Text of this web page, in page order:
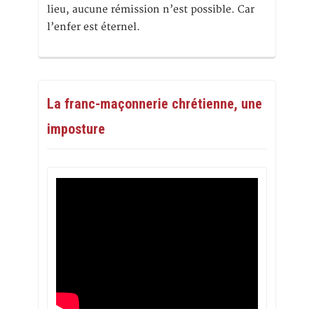
lieu, aucune rémission n’est possible. Car
l’enfer est éternel.
La franc-maçonnerie chrétienne, une
imposture